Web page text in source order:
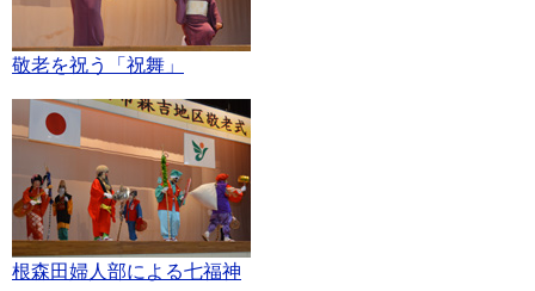
敬老を祝う「祝舞」
根森田婦人部による七福神